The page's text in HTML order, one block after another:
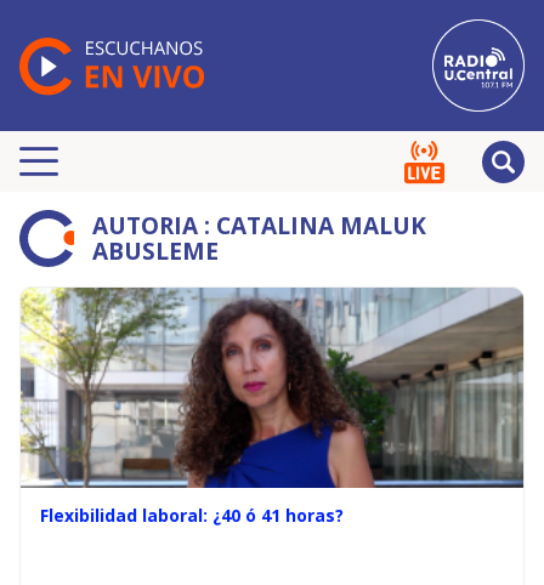
AUTORIA : CATALINA MALUK
ABUSLEME
Flexibilidad laboral: ¿40 ó 41 horas?